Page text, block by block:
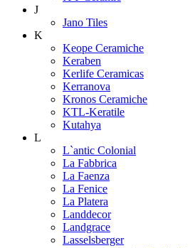
J
Jano Tiles
K
Keope Ceramiche
Keraben
Kerlife Ceramicas
Kerranova
Kronos Ceramiche
KTL-Keratile
Kutahya
L
L`antic Colonial
La Fabbrica
La Faenza
La Fenice
La Platera
Landdecor
Landgrace
Lasselsberger